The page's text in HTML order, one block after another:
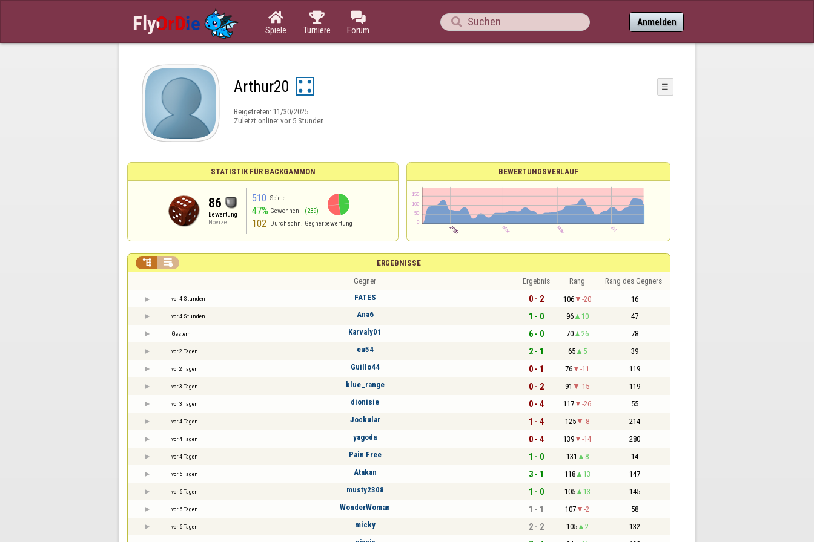

Spiele

Turniere

Forum
 Anmelden
Arthur20 ☰
Beigetreten: 11/30/2025
Zuletzt online: vor 5 Stunden
STATISTIK FÜR BACKGAMMON
86
Bewertung
Novize
510 Spiele
47% Gewonnen (239)
102 Durchschn. Gegnerbewertung
BEWERTUNGSVERLAUF
ERGEBNISSE
 
Gegner Ergebnis Rang Rang des Gegners
vor 4 Stunden FATES 0 - 2 106 -20 16
vor 4 Stunden Ana6 1 - 0 96 10 47
Gestern Karvaly01 6 - 0 70 26 78
vor 2 Tagen eu54 2 - 1 65 5 39
vor 2 Tagen Guillo44 0 - 1 76 -11 119
vor 3 Tagen blue_range 0 - 2 91 -15 119
vor 3 Tagen dionisie 0 - 4 117 -26 55
vor 4 Tagen Jockular 1 - 4 125 -8 214
vor 4 Tagen yagoda 0 - 4 139 -14 280
vor 4 Tagen Pain Free 1 - 0 131 8 14
vor 6 Tagen Atakan 3 - 1 118 13 147
vor 6 Tagen musty2308 1 - 0 105 13 145
vor 6 Tagen WonderWoman 1 - 1 107 -2 58
vor 6 Tagen micky 2 - 2 105 2 132